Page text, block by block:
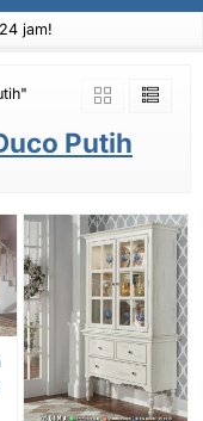
jam!
Putih